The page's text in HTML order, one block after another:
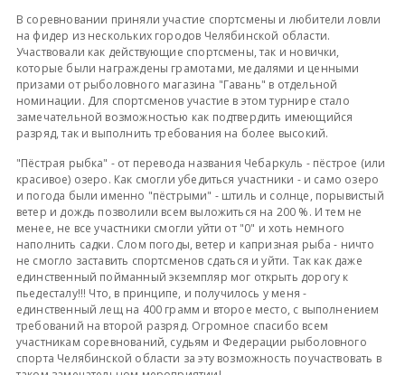
В соревновании приняли участие спортсмены и любители ловли
на фидер из нескольких городов Челябинской области.
Участвовали как действующие спортсмены, так и новички,
которые были награждены грамотами, медалями и ценными
призами от рыболовного магазина "Гавань" в отдельной
номинации. Для спортсменов участие в этом турнире стало
замечательной возможностью как подтвердить имеющийся
разряд, так и выполнить требования на более высокий.
"Пёстрая рыбка" - от перевода названия Чебаркуль - пёстрое (или
красивое) озеро. Как смогли убедиться участники - и само озеро
и погода были именно "пёстрыми" - штиль и солнце, порывистый
ветер и дождь позволили всем выложиться на 200 %. И тем не
менее, не все участники смогли уйти от "0" и хоть немного
наполнить садки. Слом погоды, ветер и капризная рыба - ничто
не смогло заставить спортсменов сдаться и уйти. Так как даже
единственный пойманный экземпляр мог открыть дорогу к
пьедесталу!!! Что, в принципе, и получилось у меня -
единственный лещ на 400 грамм и второе место, с выполнением
требований на второй разряд. Огромное спасибо всем
участникам соревнований, судьям и Федерации рыболовного
спорта Челябинской области за эту возможность поучаствовать в